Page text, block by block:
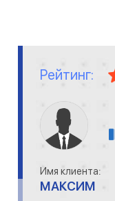
Рейтинг:
Имя клиента:
МАКСИМ